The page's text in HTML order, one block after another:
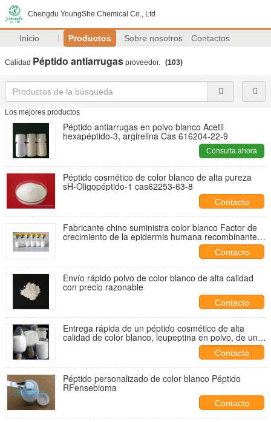
Chengdu YoungShe Chemical Co., Ltd
Inicio Productos Sobre nosotros Contactos
Calidad Péptido antiarrugas proveedor. (103)
Los mejores productos
Péptido antiarrugas en polvo blanco Acetil
hexapéptido-3, argirelina Cas 616204-22-9
Consulta ahora
Péptido cosmético de color blanco de alta pureza
sH-Oligopéptido-1 cas62253-63-8
Contacto
Fabricante chino suministra color blanco Factor de
crecimiento de la epidermis humana recombinante,
Contacto
Envío rápido polvo de color blanco de alta calidad
con precio razonable
Contacto
Entrega rápida de un péptido cosmético de alta
calidad de color blanco, leupeptina en polvo, de un
Contacto
Péptido personalizado de color blanco Péptido
RFensebioma
Contacto